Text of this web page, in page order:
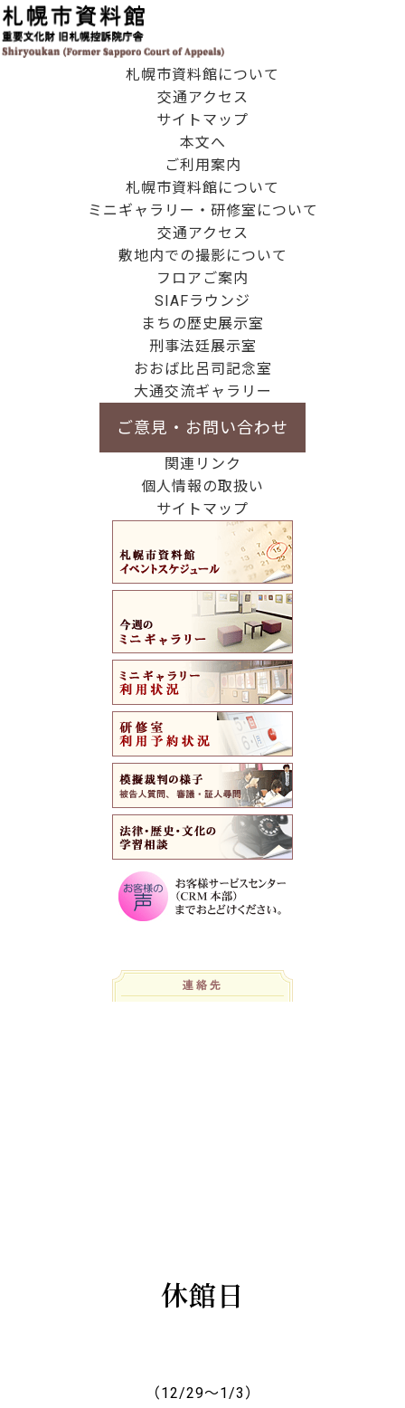
札幌市資料館について
交通アクセス
サイトマップ
本文へ
ご利用案内
札幌市資料館について
ミニギャラリー・研修室について
交通アクセス
敷地内での撮影について
フロアご案内
SIAFラウンジ
まちの歴史展示室
刑事法廷展示室
おおば比呂司記念室
大通交流ギャラリー
ご意見・お問い合わせ
関連リンク
個人情報の取扱い
サイトマップ
休館日
（12/29～1/3）